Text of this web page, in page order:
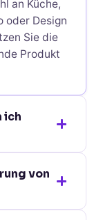
an Küche,
oder Design
Sie die
Produkt
ich
genaue
auf der
von